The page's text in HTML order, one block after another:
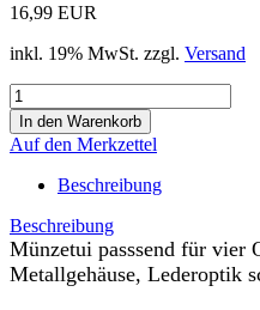
16,99 EUR
inkl. 19% MwSt. zzgl. Versand
Auf den Merkzettel
Beschreibung
Beschreibung
Münzetui passsend für vier
Metallgehäuse, Lederoptik